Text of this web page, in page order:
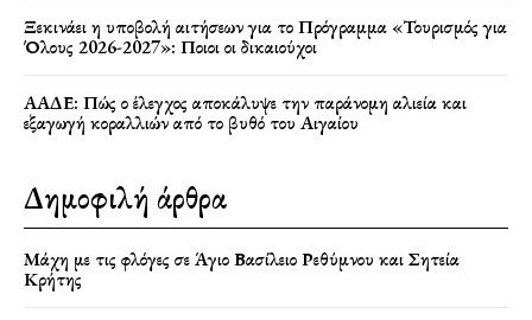
Ξεκινάει η υποβολή αιτήσεων για το Πρόγραμμα «Τουρισμός για
Όλους 2026-2027»: Ποιοι οι δικαιούχοι
ΑΑΔΕ: Πώς ο έλεγχος αποκάλυψε την παράνομη αλιεία και
εξαγωγή κοραλλιών από το βυθό του Αιγαίου
Δημοφιλή άρθρα
Μάχη με τις φλόγες σε Άγιο Βασίλειο Ρεθύμνου και Σητεία
Κρήτης